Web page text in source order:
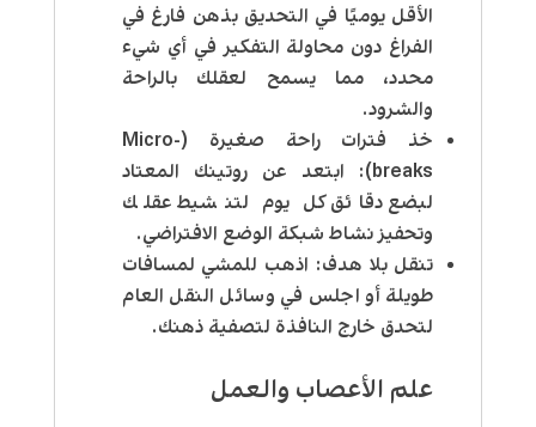
الأقل يوميًا في التحديق بذهن فارغ في
الفراغ دون محاولة التفكير في أي شيء
محدد، مما يسمح لعقلك بالراحة
والشرود.
خذ فترات راحة صغيرة (Micro-
breaks):
ابتعد عن روتينك المعتاد
لبضع دقائق كل يوم لتنشيط عقلك
وتحفيز نشاط شبكة الوضع الافتراضي.
تنقل بلا هدف: اذهب للمشي لمسافات
طويلة أو اجلس في وسائل النقل العام
لتحدق خارج النافذة لتصفية ذهنك.
علم الأعصاب والعمل